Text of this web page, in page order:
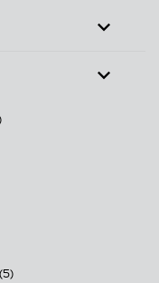
per Marca: